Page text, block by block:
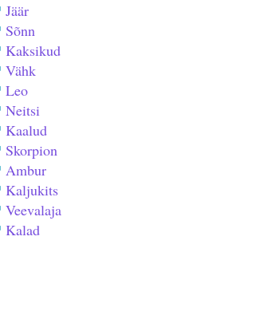
Jäär
Sõnn
Kaksikud
Vähk
Leo
Neitsi
Kaalud
Skorpion
Ambur
Kaljukits
Veevalaja
Kalad